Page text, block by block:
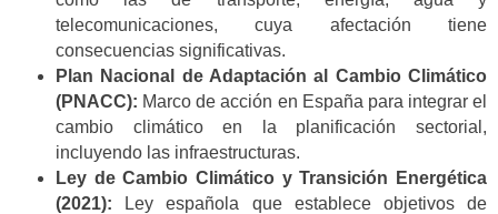
telecomunicaciones, cuya afectación tiene
consecuencias significativas.
Plan Nacional de Adaptación al Cambio Climático
(PNACC): Marco de acción en España para integrar el
cambio climático en la planificación sectorial,
incluyendo las infraestructuras.
Ley de Cambio Climático y Transición Energética
(2021): Ley española que establece objetivos de